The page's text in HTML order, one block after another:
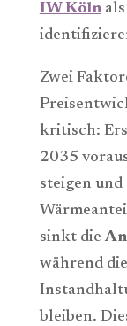
IW Kölnals
Zwei
kritisch:
2035
steigen
sinkt die
während die
bleiben.